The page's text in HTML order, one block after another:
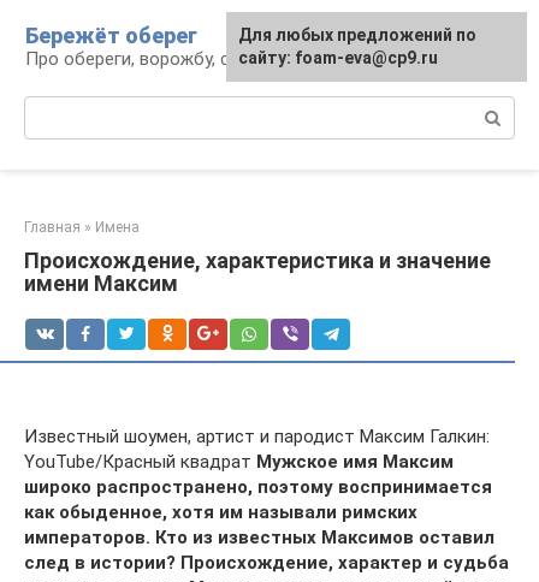
контенту
Бережёт оберег
Про обереги, ворожбу, сны и гадания
Главная » Имена
Происхождение, характеристика и значение
имени Максим
Известный шоумен, артист и пародист Максим Галкин:
YouTube/Красный квадрат Мужское имя Максим
широко распространено, поэтому воспринимается
как обыденное, хотя им называли римских
императоров. Кто из известных Максимов оставил
след в истории? Происхождение, характер и судьба
Для любых предложений по
сайту: foam-eva@cp9.ru